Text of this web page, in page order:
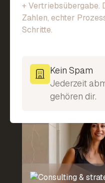
+ Vertriebsübergabe.
Zahlen, echter
Schritte.
Kein Spam
Jederzeit
gehören dir.